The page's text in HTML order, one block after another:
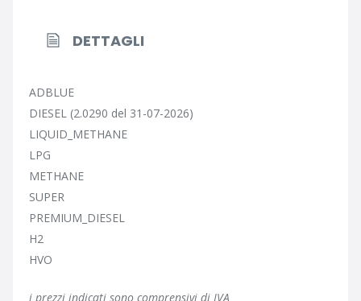
DETTAGLI
ADBLUE
DIESEL (2.0290 del 31-07-2026)
LIQUID_METHANE
LPG
METHANE
SUPER
PREMIUM_DIESEL
H2
HVO
i prezzi indicati sono comprensivi di IVA